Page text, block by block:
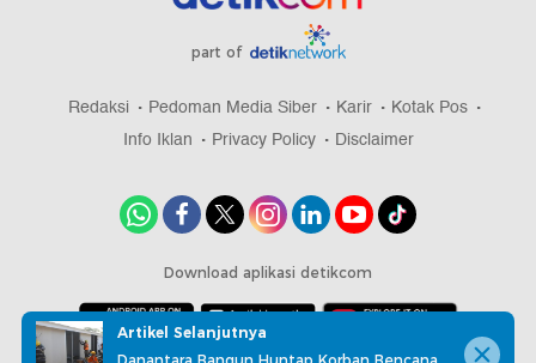
part of
Redaksi Pedoman Media Siber Karir
Kotak Pos
Info Iklan
Privacy Policy Disclaimer
Download aplikasi detikcom
Artikel Selanjutnya
Danantara Bangun Huntap Korban Bencana